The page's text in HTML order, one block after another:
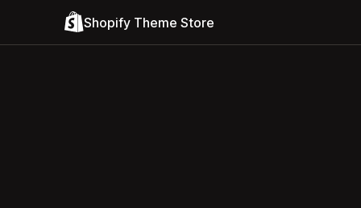
Shopify Theme Store